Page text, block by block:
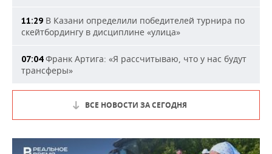
11:29 В Казани определили победителей турнира по
скейтбордингу в дисциплине «улица»
07:04Франк Артига: «Я рассчитываю, что у нас будут
трансферы»
ВСЕ НОВОСТИ ЗА СЕГОДНЯ